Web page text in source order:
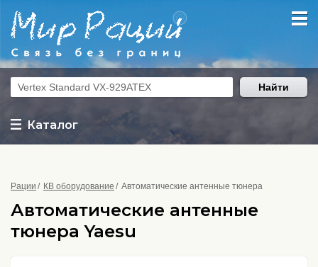
Каталог
Найти
Рации КВ оборудование Автоматические антенные тюнера
Автоматические антенные
тюнера Yaesu